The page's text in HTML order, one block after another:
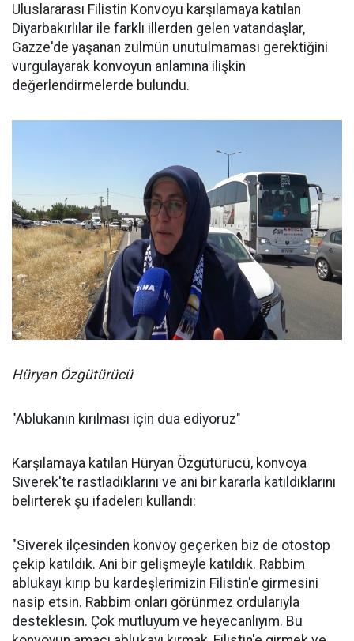
Uluslararası Filistin Konvoyu karşılamaya katılan
Diyarbakırlılar ile farklı illerden gelen vatandaşlar,
Gazze'de yaşanan zulmün unutulmaması gerektiğini
vurgulayarak konvoyun anlamına ilişkin
değerlendirmelerde bulundu.
Hüryan Özgütürücü
"Ablukanın kırılması için dua ediyoruz"
Karşılamaya katılan Hüryan Özgütürücü, konvoya
Siverek'te rastladıklarını ve ani bir kararla katıldıklarını
belirterek şu ifadeleri kullandı:
"Siverek ilçesinden konvoy geçerken biz de otostop
çekip katıldık. Ani bir gelişmeyle katıldık. Rabbim
ablukayı kırıp bu kardeşlerimizin Filistin'e girmesini
nasip etsin. Rabbim onları görünmez ordularıyla
desteklesin. Çok mutluyum ve heyecanlıyım. Bu